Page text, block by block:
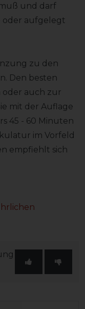
und darf
oder aufgelegt
zu den
Den besten
oder auch zur
mit der Auflage
45 - 60 Minuten
im Vorfeld
empfiehlt sich